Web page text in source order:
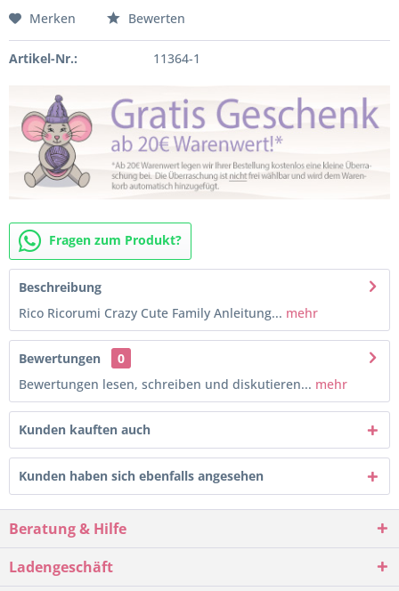
Merken Bewerten
Artikel-Nr.: 11364-1
Fragen zum Produkt?
Beschreibung
Rico Ricorumi Crazy Cute Family Anleitung... mehr
Bewertungen
0
Bewertungen lesen, schreiben und diskutieren... mehr
Kunden kauften auch
Kunden haben sich ebenfalls angesehen
Beratung & Hilfe
Ladengeschäft